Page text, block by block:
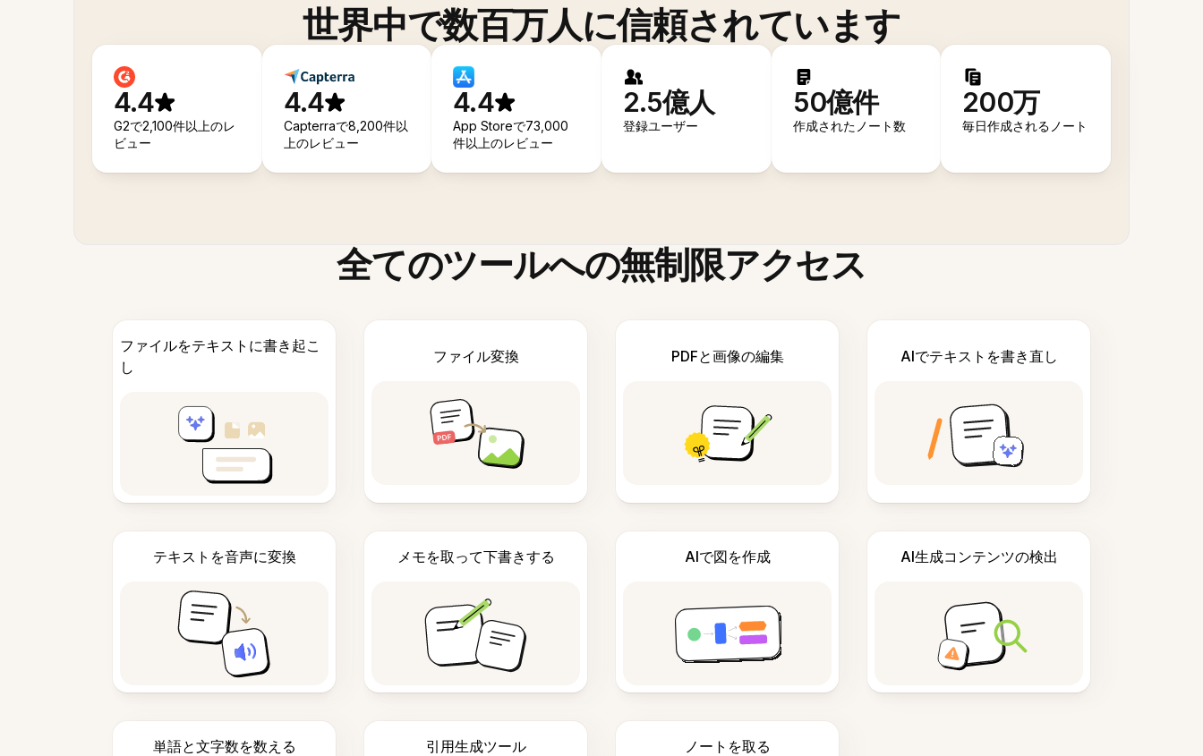
世界中で数百万人に信頼されています
4.4
G2で2,100件以上のレ
ビュー
4.4
Capterraで8,200件以
上のレビュー
4.4
App Storeで73,000
件以上のレビュー
2.5億人
登録ユーザー
50億件
作成されたノート数
200万
毎日作成されるノート
全てのツールへの無制限アクセス
ファイルをテキストに書き起こ
し
ファイル変換 PDFと画像の編集 AIでテキストを書き直し
テキストを音声に変換 メモを取って下書きする AIで図を作成 AI生成コンテンツの検出
単語と文字数を数える 引用生成ツール ノートを取る